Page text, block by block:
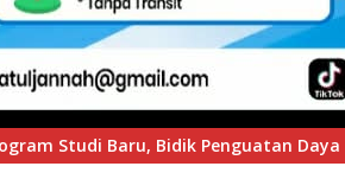
Daya Saing Perguruan Tinggi.